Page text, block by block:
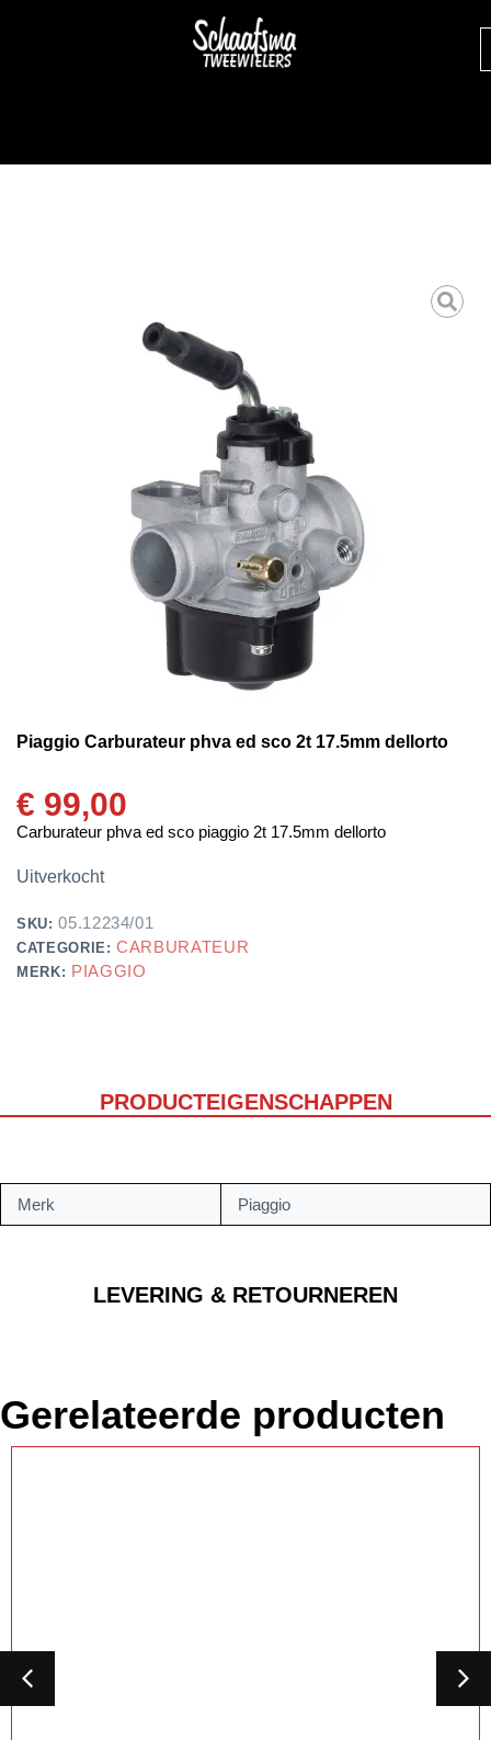
Piaggio Carburateur phva ed sco 2t 17.5mm dellorto
€ 99,00
Carburateur phva ed sco piaggio 2t 17.5mm dellorto
Uitverkocht
SKU:05.12234/01
CATEGORIE:CARBURATEUR
MERK: PIAGGIO
PRODUCTEIGENSCHAPPEN
LEVERING & RETOURNEREN
Merk Piaggio
Gerelateerde producten